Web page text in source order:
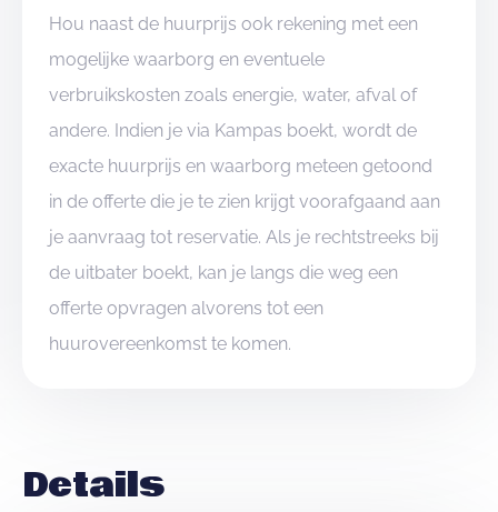
Hou naast de huurprijs ook rekening met een
mogelijke waarborg en eventuele
verbruikskosten zoals energie, water, afval of
andere. Indien je via Kampas boekt, wordt de
exacte huurprijs en waarborg meteen getoond
in de offerte die je te zien krijgt voorafgaand aan
je aanvraag tot reservatie. Als je rechtstreeks bij
de uitbater boekt, kan je langs die weg een
offerte opvragen alvorens tot een
huurovereenkomst te komen.
Details